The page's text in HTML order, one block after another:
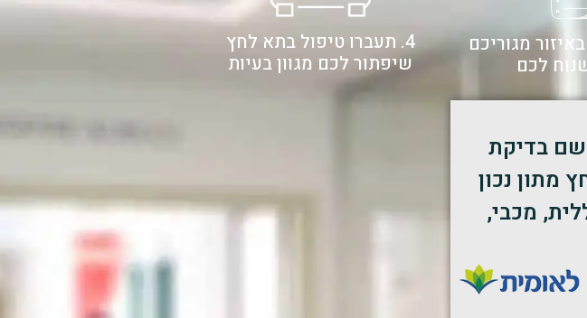
מגוריכם
לכם
4. תעברו טיפול בתא לחץ
שיפתור לכם מגוון בעיות
בדיקת
מתון נכון
מכבי,